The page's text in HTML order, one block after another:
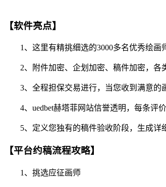
【软件亮点】
1、这里有精挑细选的3000多名优秀绘画
2、附件加密、企划加密、稿件加密，各
3、全程担保交易进行，当您收到满意的
4、uedbet赫塔菲网站信誉透明，每条评价
5、定义您独有的稿件验收阶段，生成详
【平台约稿流程攻略】
1、挑选应征画师